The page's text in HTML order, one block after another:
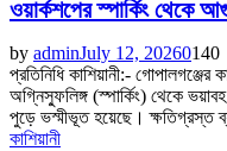
ওয়ার্কশপের স্পার্কিং থেকে
by adminJuly 12, 20260140
প্রতিনিধি কাশিয়ানী:- গোপালগঞ্জের
অগ্নিস্ফুলিঙ্গ (স্পার্কিং) থেকে
পুড়ে ভস্মীভূত হয়েছে। ক্ষতিগ্রস্ত
কাশিয়ানী